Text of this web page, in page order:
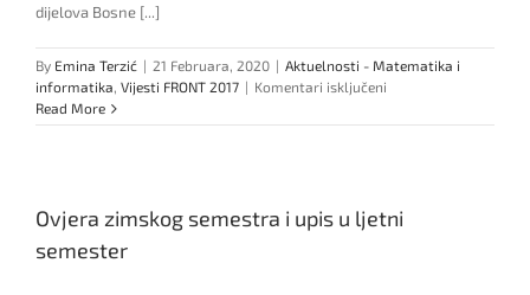
dijelova Bosne [...]
By Emina Terzić | 21 Februara, 2020 | Aktuelnosti - Matematika i
informatika Vijesti FRONT 2017 | Komentari isključeni
subotu
„Drugu
Read More
Ovjera zimskog semestra i upis u ljetni
semester